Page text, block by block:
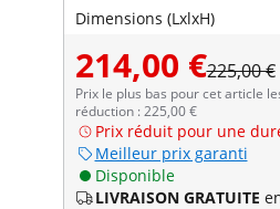
Dimensions (LxlxH)
214,00 €225,00 €
Prix le plus bas pour cet article
réduction : 225,00 €
Prix réduit pour une
Meilleur prix garanti
Disponible
LIVRAISON GRATUITE